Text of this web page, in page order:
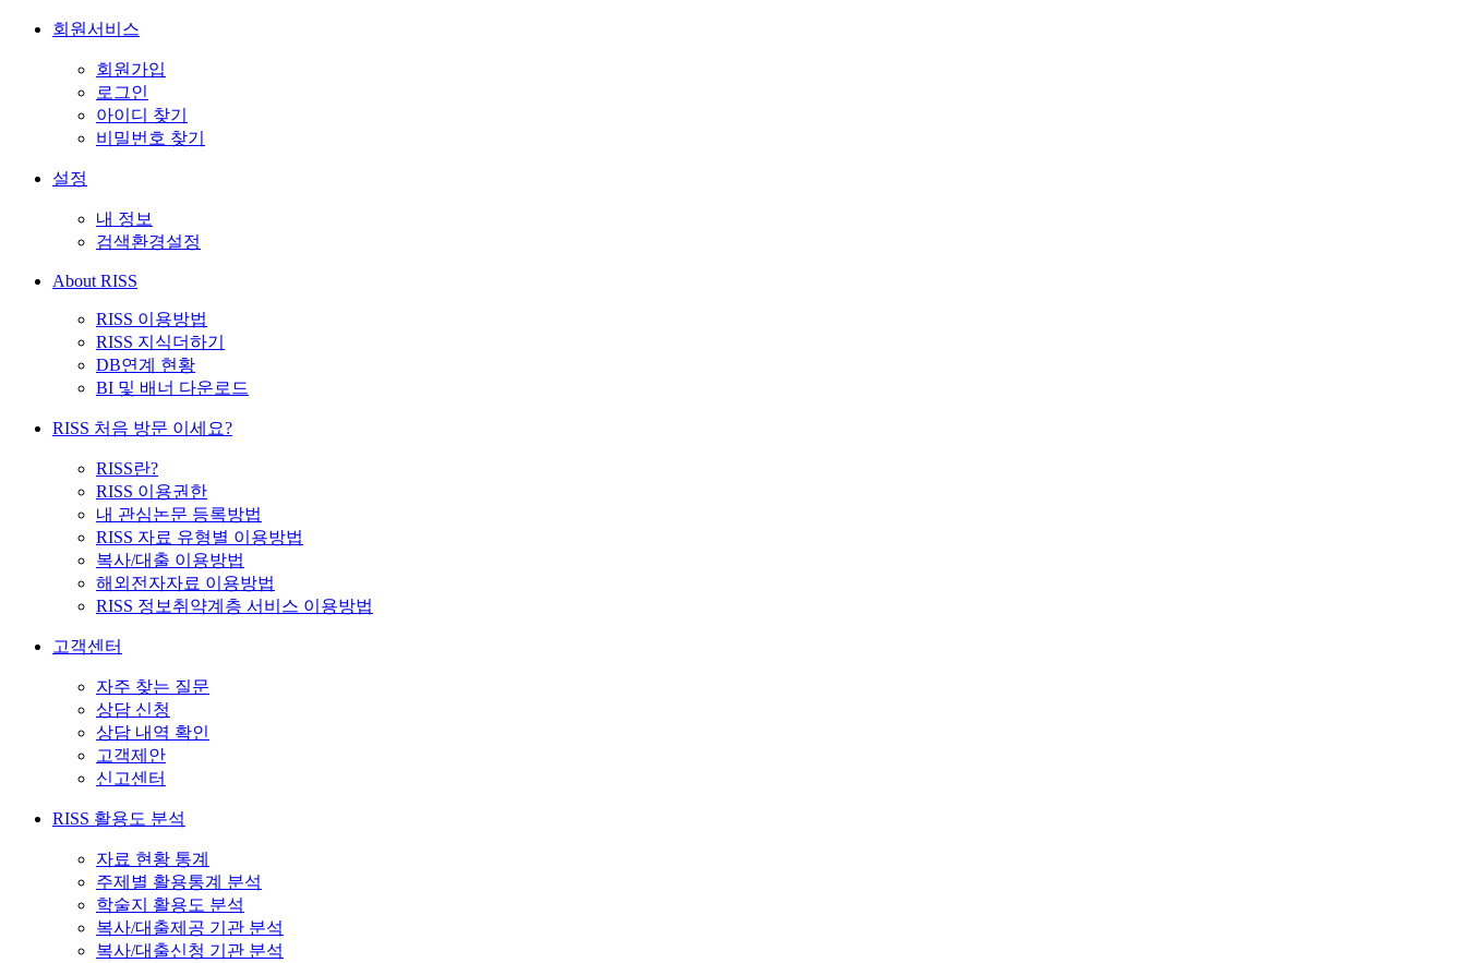
회원서비스
회원가입
로그인
아이디 찾기
비밀번호 찾기
설정
내 정보
검색환경설정
About RISS
RISS 이용방법
RISS 지식더하기
DB연계 현황
BI 및 배너 다운로드
RISS 처음 방문 이세요?
RISS란?
RISS 이용권한
내 관심논문 등록방법
RISS 자료 유형별 이용방법
복사/대출 이용방법
해외전자자료 이용방법
RISS 정보취약계층 서비스 이용방법
고객센터
자주 찾는 질문
상담 신청
상담 내역 확인
고객제안
신고센터
RISS 활용도 분석
자료 현황 통계
주제별 활용통계 분석
학술지 활용도 분석
복사/대출제공 기관 분석
복사/대출신청 기관 분석